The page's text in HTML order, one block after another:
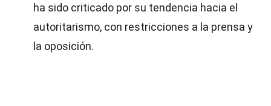
ha sido criticado por su tendencia hacia el
autoritarismo, con restricciones a la prensa y
la oposición.